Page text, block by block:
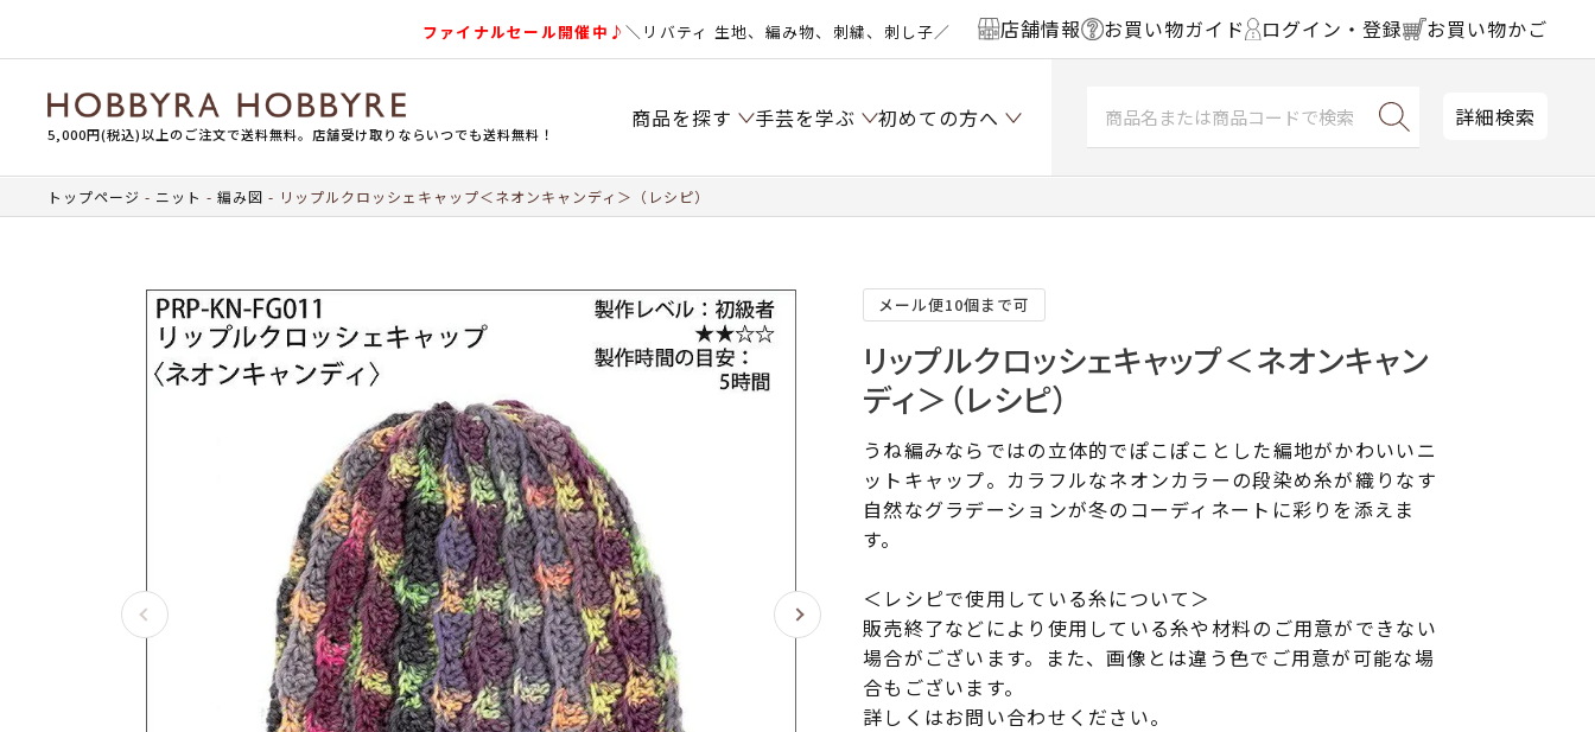
ファイナルセール開催中♪＼リバティ 生地、編み物、刺繍、刺し子／ 店舗情報 お買い物ガイド ログイン・登録 お買い物かご
5,000円(税込)以上のご注文で送料無料。店舗受け取りならいつでも送料無料！
商品を探す 手芸を学ぶ 初めての方へ 詳細検索
トップページ ニット 編み図 リップルクロッシェキャップ＜ネオンキャンディ＞（レシピ）
メール便10個まで可
リップルクロッシェキャップ＜ネオンキャン
ディ＞（レシピ）
うね編みならではの立体的でぽこぽことした編地がかわいいニ
ットキャップ。カラフルなネオンカラーの段染め糸が織りなす
自然なグラデーションが冬のコーディネートに彩りを添えま
す。
＜レシピで使用している糸について＞
販売終了などにより使用している糸や材料のご用意ができない
場合がございます。また、画像とは違う色でご用意が可能な場
合もございます。
詳しくはお問い合わせください。